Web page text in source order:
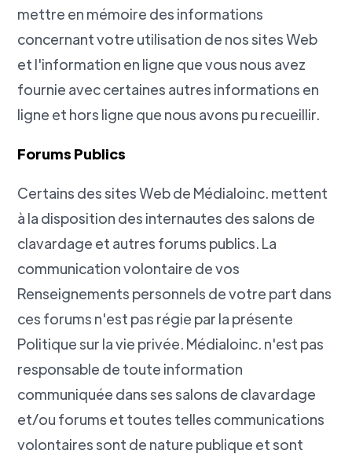
mettre en mémoire des informations
concernant votre utilisation de nos sites Web
et l'information en ligne que vous nous avez
fournie avec certaines autres informations en
ligne et hors ligne que nous avons pu recueillir.
Forums Publics
Certains des sites Web de Médialoinc. mettent
à la disposition des internautes des salons de
clavardage et autres forums publics. La
communication volontaire de vos
Renseignements personnels de votre part dans
ces forums n'est pas régie par la présente
Politique sur la vie privée. Médialoinc. n'est pas
responsable de toute information
communiquée dans ses salons de clavardage
et/ou forums et toutes telles communications
volontaires sont de nature publique et sont